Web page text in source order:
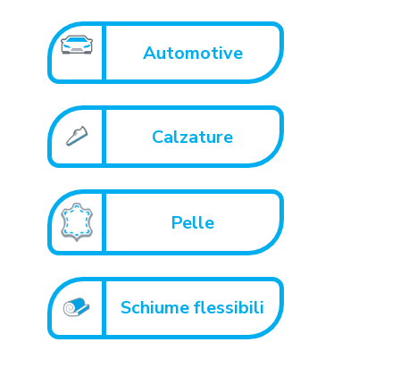
Automotive
Calzature
Pelle
Schiume flessibili